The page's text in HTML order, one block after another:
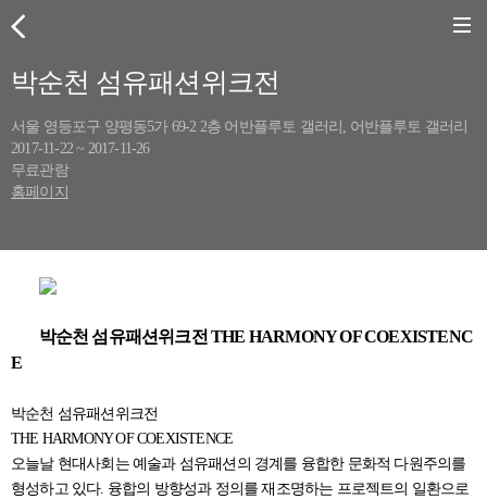
박순천 섬유패션위크전
서울 영등포구 양평동5가 69-2 2층 어반플루토 갤러리, 어반플루토 갤러리
2017-11-22 ~ 2017-11-26
무료관람
홈페이지
박순천 섬유패션위크전 THE HARMONY OF COEXISTENC
E
박순천 섬유패션위크전
THE HARMONY OF COEXISTENCE
오늘날 현대사회는 예술과 섬유패션의 경계를 융합한 문화적 다원주의를
형성하고 있다. 융합의 방향성과 정의를 재조명하는 프로젝트의 일환으로